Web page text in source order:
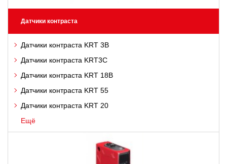
Датчики контраста
Датчики контраста KRT 3B
Датчики контраста KRT3C
Датчики контраста KRT 18B
Датчики контраста KRT 55
Датчики контраста KRT 20
Ещё